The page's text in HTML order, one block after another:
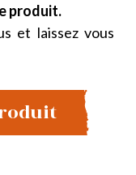
produit.
et laissez vous